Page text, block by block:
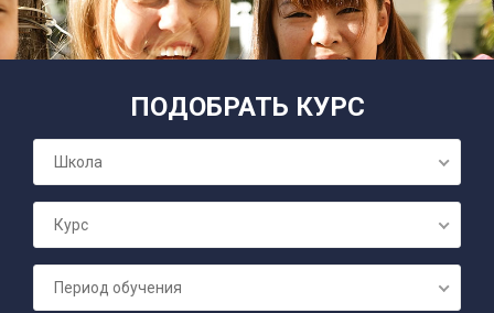
СЕМЕЙНЫЕ
ПОДОБРАТЬ КУРС
Школа
Курс
Период обучения